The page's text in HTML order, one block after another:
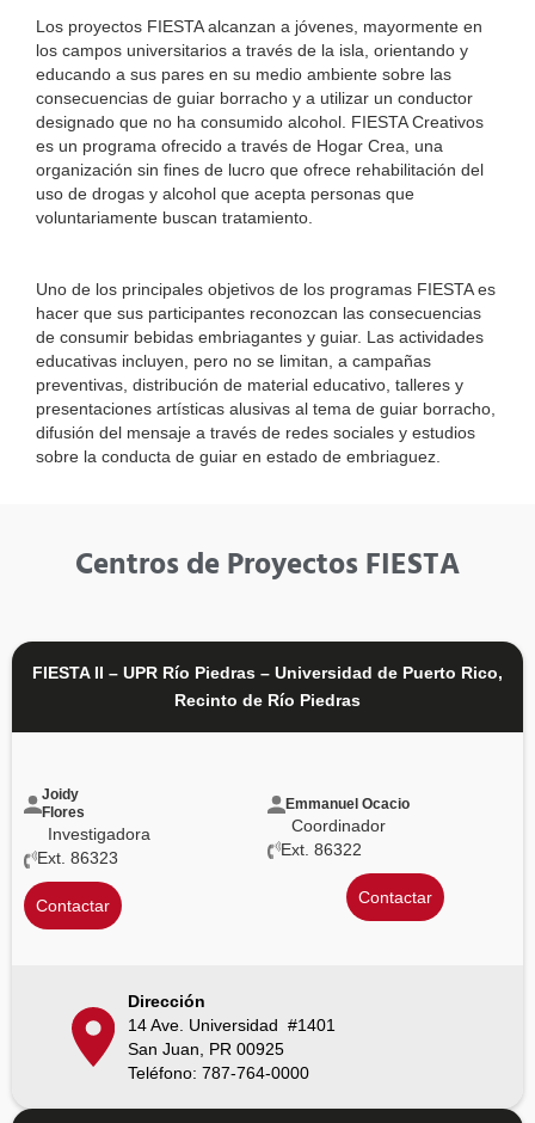
Los proyectos FIESTA alcanzan a jóvenes, mayormente en
los campos universitarios a través de la isla, orientando y
educando a sus pares en su medio ambiente sobre las
consecuencias de guiar borracho y a utilizar un conductor
designado que no ha consumido alcohol. FIESTA Creativos
es un programa ofrecido a través de Hogar Crea, una
organización sin fines de lucro que ofrece rehabilitación del
uso de drogas y alcohol que acepta personas que
voluntariamente buscan tratamiento.
Uno de los principales objetivos de los programas FIESTA es
hacer que sus participantes reconozcan las consecuencias
de consumir bebidas embriagantes y guiar. Las actividades
educativas incluyen, pero no se limitan, a campañas
preventivas, distribución de material educativo, talleres y
presentaciones artísticas alusivas al tema de guiar borracho,
difusión del mensaje a través de redes sociales y estudios
sobre la conducta de guiar en estado de embriaguez.
Centros de Proyectos FIESTA
FIESTA II – UPR Río Piedras – Universidad de Puerto Rico,
Recinto de Río Piedras
Joidy
Flores
Investigadora
Ext. 86323
Contactar
Emmanuel Ocacio
Coordinador
Ext. 86322
Contactar
Dirección
14 Ave. Universidad #1401
San Juan, PR 00925
Teléfono: 787-764-0000